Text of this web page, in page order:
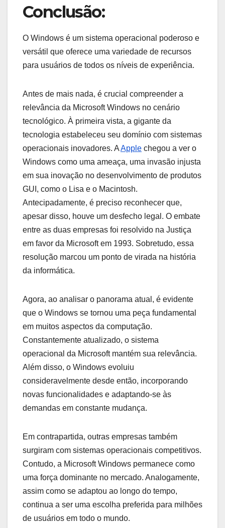
Conclusão:
O Windows é um sistema operacional poderoso e
versátil que oferece uma variedade de recursos
para usuários de todos os níveis de experiência.
Antes de mais nada, é crucial compreender a
relevância da Microsoft Windows no cenário
tecnológico. À primeira vista, a gigante da
tecnologia estabeleceu seu domínio com sistemas
operacionais inovadores. AApple chegou a ver o
Windows como uma ameaça, uma invasão injusta
em sua inovação no desenvolvimento de produtos
GUI, como o Lisa e o Macintosh.
Antecipadamente, é preciso reconhecer que,
apesar disso, houve um desfecho legal. O embate
entre as duas empresas foi resolvido na Justiça
em favor da Microsoft em 1993. Sobretudo, essa
resolução marcou um ponto de virada na história
da informática.
Agora, ao analisar o panorama atual, é evidente
que o Windows se tornou uma peça fundamental
em muitos aspectos da computação.
Constantemente atualizado, o sistema
operacional da Microsoft mantém sua relevância.
Além disso, o Windows evoluiu
consideravelmente desde então, incorporando
novas funcionalidades e adaptando-se às
demandas em constante mudança.
Em contrapartida, outras empresas também
surgiram com sistemas operacionais competitivos.
Contudo, a Microsoft Windows permanece como
uma força dominante no mercado. Analogamente,
assim como se adaptou ao longo do tempo,
continua a ser uma escolha preferida para milhões
de usuários em todo o mundo.